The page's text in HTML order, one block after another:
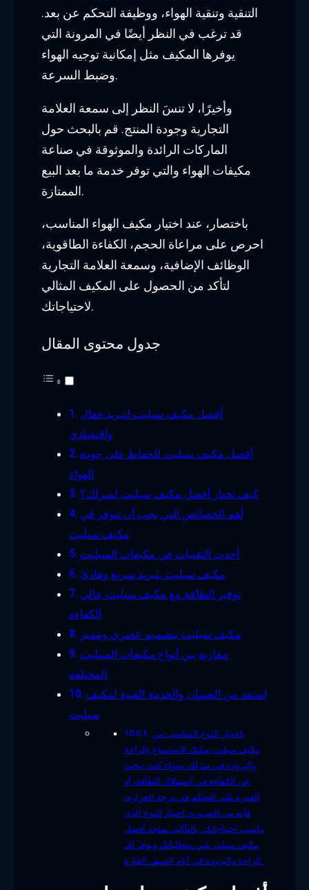
التنقية وتنقية الهواء، ووظيفة التحكم عن بعد.
قد ترغب في النظر أيضًا في المرونة التي
يوفرها المكيف مثل إمكانية توجيه الهواء
وضبط السرعة.
وأخيرًا، لا تنسَ النظر إلى سمعة العلامة
التجارية وجودة المنتج. قم بالبحث حول
الماركات الرائدة والموثوقة في صناعة
مكيفات الهواء والتي توفر خدمة ما بعد البيع
الممتازة.
باختصار، عند اختيار مكيف الهواء المناسب،
احرص على مراعاة الحجم، الكفاءة الطاقوية،
الوظائف الإضافية، وسمعة العلامة التجارية
لتأكد من الحصول على المكيف المثالي
لاحتياجاتك.
جدول محتوى المقال
أفضل مكيف سبليت لتبريد فعال
واقتصادي
أفضل مكيف سبليت للحفاظ على جودة
الهواء
كيف تختار أفضل مكيف سبليت لمنزلك؟
أهم الخصائص التي يجب أن تتوفر في
مكيف سبليت
أحدث التقنيات في مكيفات السبليت
مكيف سبليت بتبريد سريع وهادئ
توفير الطاقة مع مكيف سبليت عالي
الكفاءة
مكيف سبليت بتصميم عصري ومميز
مقارنة بين أنواع مكيفات السبليت
المختلفة
استفد من الضمان والخدمة الفنية لمكيف
سبليت
باختيار النوع المناسب من
مكيف سبلت يمكنك الاستمتاع بالراحة
والبرودة في منزلك. سواء كنت تبحث
عن الكفاءة في استهلاك الطاقة، أو
القدرة على التحكم في درجة الحرارة،
فإنه من الضروري اختيار النوع الذي
يناسب احتياجاتك. بالتأكيد، ستجد أفضل
مكيف سبلت يلبي متطلباتك ويوفر لك
الراحة والبرودة في أيام الصيف الحارة.